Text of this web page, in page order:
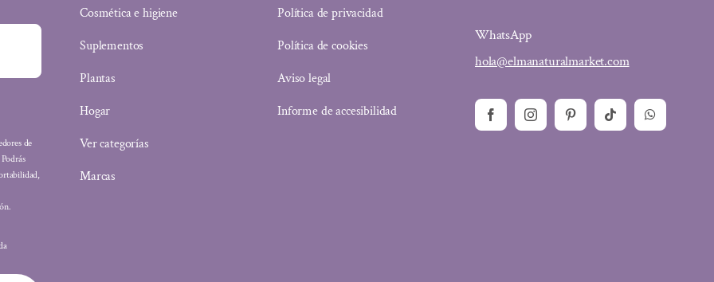
de
Cosmética e higiene
Suplementos
Plantas
Hogar
Ver categorías
Marcas
Política de privacidad
Política de cookies
Aviso legal
Informe de accesibilidad
WhatsApp
hola@elmanaturalmarket.com